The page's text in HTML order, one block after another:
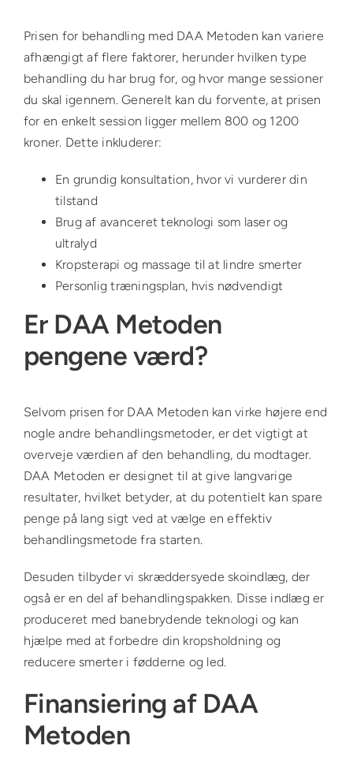
Prisen for behandling med DAA Metoden kan variere
afhængigt af flere faktorer, herunder hvilken type
behandling du har brug for, og hvor mange sessioner
du skal igennem. Generelt kan du forvente, at prisen
for en enkelt session ligger mellem 800 og 1200
kroner. Dette inkluderer:
En grundig konsultation, hvor vi vurderer din
tilstand
Brug af avanceret teknologi som laser og
ultralyd
Kropsterapi og massage til at lindre smerter
Personlig træningsplan, hvis nødvendigt
Er DAA Metoden
pengene værd?
Selvom prisen for DAA Metoden kan virke højere end
nogle andre behandlingsmetoder, er det vigtigt at
overveje værdien af den behandling, du modtager.
DAA Metoden er designet til at give langvarige
resultater, hvilket betyder, at du potentielt kan spare
penge på lang sigt ved at vælge en effektiv
behandlingsmetode fra starten.
Desuden tilbyder vi skræddersyede skoindlæg, der
også er en del af behandlingspakken. Disse indlæg er
produceret med banebrydende teknologi og kan
hjælpe med at forbedre din kropsholdning og
reducere smerter i fødderne og led.
Finansiering af DAA
Metoden